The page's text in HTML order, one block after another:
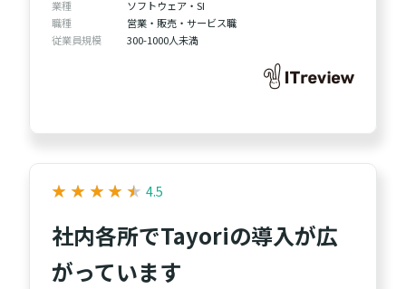
業種
ソフトウェア・SI
職種
営業・販売・サービス職
従業員規模
300-1000人未満
★
★ ★
★ ★
★ ★
★ ★
★ 4.5
社内各所でTayoriの導入が広
がっています